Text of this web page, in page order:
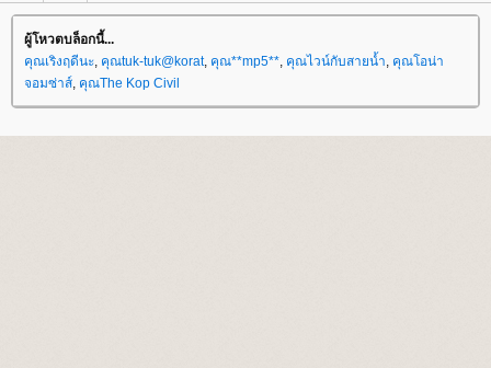
ผู้โหวตบล็อกนี้...
คุณเริงฤดีนะ, คุณtuk-tuk@korat, คุณ**mp5**, คุณไวน์กับสายน้ำ, คุณโอน่า
จอมซ่าส์, คุณThe Kop Civil